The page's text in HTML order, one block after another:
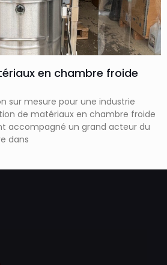
en chambre froide
sur mesure pour une industrie
de matériaux en chambre froide
accompagné un grand acteur du
dans